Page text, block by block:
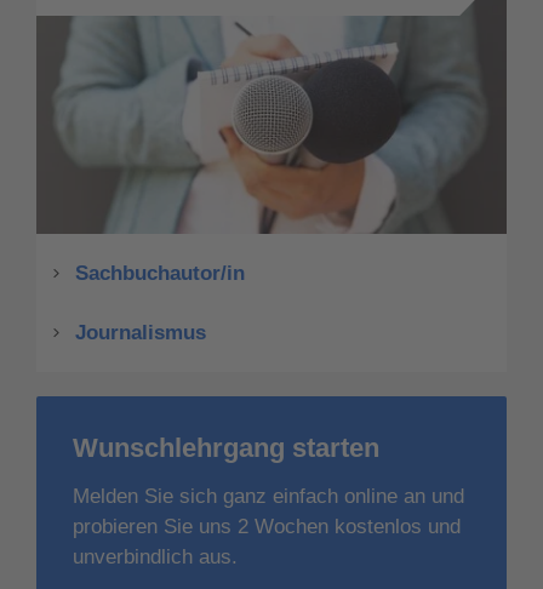
Sachbuchautor/in
Journalismus
Wunschlehrgang starten
Melden Sie sich ganz einfach online an und
probieren Sie uns 2 Wochen kostenlos und
unverbindlich aus.